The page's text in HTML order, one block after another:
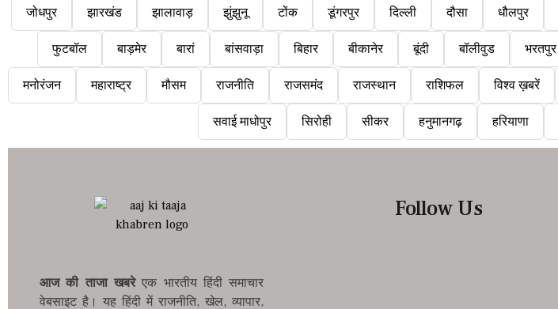
जोधपुर झारखंड झालावाड़ झुंझुनू टोंक डूंगरपुर दिल्ली दौसा धौलपुर
फुटबॉल बाड़मेर बारां बांसवाड़ा बिहार बीकानेर बूंदी बॉलीवुड भरतपुर
मनोरंजन महाराष्ट्र मौसम राजनीति राजसमंद राजस्थान राशिफल विश्व ख़बरें
सवाई माधोपुर सिरोही सीकर हनुमानगढ़ हरियाणा
आज की ताजा खबरेएक भारतीय हिंदी समाचार
वेबसाइट है। यह हिंदी में राजनीति, खेल, व्यापार,
Follow Us